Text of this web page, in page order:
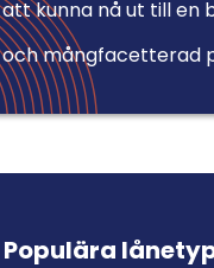
att kunna nå ut till en
och mångfacetterad
Populära